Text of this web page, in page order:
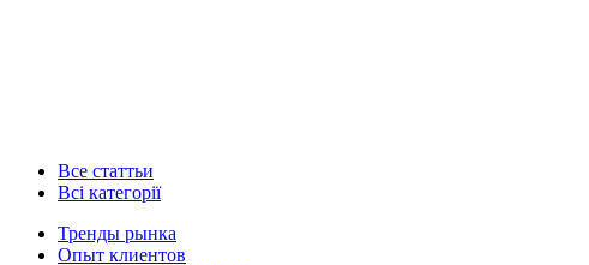
Все статтьи
Всі категорії
Тренды рынка
Опыт клиентов